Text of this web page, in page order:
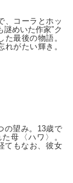
、コーラとホッ
謎めいた作家”ク
最後の物語。
がたい輝き。
の望み。13歳で
母〈ハワ〉。
もなお、彼女